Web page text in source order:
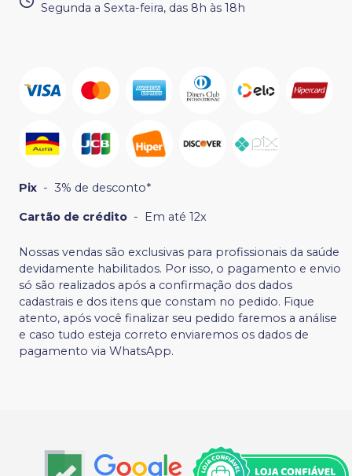
Segunda a Sexta-feira, das 8h às 18h
Pix - 3% de desconto*
Cartão de crédito - Em até 12x
Nossas vendas são exclusivas para profissionais da saúde
devidamente habilitados. Por isso, o pagamento e envio
só são realizados após a confirmação dos dados
cadastrais e dos itens que constam no pedido. Fique
atento, após você finalizar seu pedido faremos a análise
e caso tudo esteja correto enviaremos os dados de
pagamento via WhatsApp.